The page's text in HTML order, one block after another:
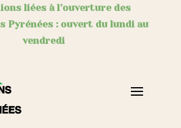
liées à l’ouverture des
Pyrénées : ouvert du lundi au
vendredi